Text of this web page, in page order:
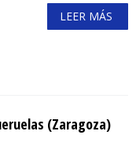
LEER MÁS
(Zaragoza)